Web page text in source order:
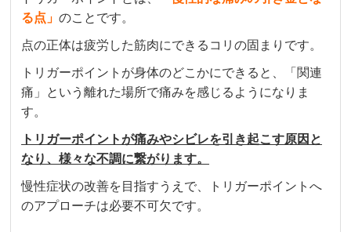
足が軽くなる様子を毎回実感してます。因みに
仕事終わりに通いやすいです。
スタッフの方も丁寧でたくさんアドバイスして
下さり安心して楽しくやってもらってます。
クチコミをもっと見る
る点」のことです。
点の正体は疲労した筋肉にできるコリの固まりです。
トリガーポイントが身体のどこかにできると、「関連
痛」という離れた場所で痛みを感じるようになりま
す。
トリガーポイントが痛みやシビレを引き起こす原因と
なり、様々な不調に繋がります。
慢性症状の改善を目指すうえで、トリガーポイントへ
のアプローチは必要不可欠です。